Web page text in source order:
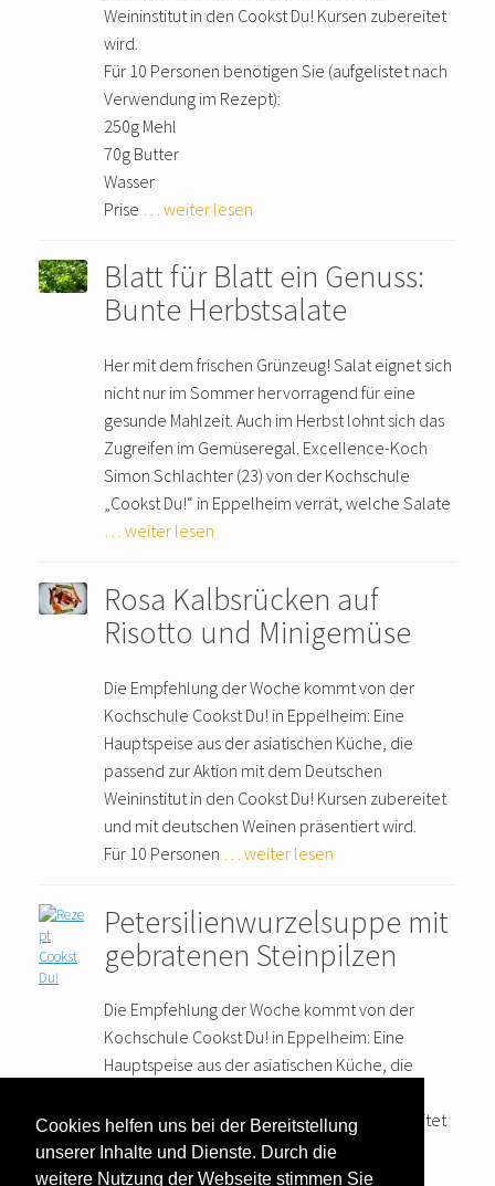
Cookies helfen uns bei der Bereitstellung
unserer Inhalte und Dienste. Durch die
weitere Nutzung der Webseite stimmen Sie
Weininstitut in den Cookst Du! Kursen zubereitet
wird.
Für 10 Personen benötigen Sie (aufgelistet nach
Verwendung im Rezept):
250g Mehl
70g Butter
Wasser
Prise
… weiter lesen
Blatt für Blatt ein Genuss:
Bunte Herbstsalate
Her mit dem frischen Grünzeug! Salat eignet sich
nicht nur im Sommer hervorragend für eine
gesunde Mahlzeit. Auch im Herbst lohnt sich das
Zugreifen im Gemüseregal. Excellence-Koch
Simon Schlachter (23) von der Kochschule
„Cookst Du!“ in Eppelheim verrät, welche Salate
… weiter lesen
Rosa Kalbsrücken auf
Risotto und Minigemüse
Die Empfehlung der Woche kommt von der
Kochschule Cookst Du! in Eppelheim: Eine
Hauptspeise aus der asiatischen Küche, die
passend zur Aktion mit dem Deutschen
Weininstitut in den Cookst Du! Kursen zubereitet
und mit deutschen Weinen präsentiert wird.
Für 10 Personen
… weiter lesen
Petersilienwurzelsuppe mit
gebratenen Steinpilzen
Die Empfehlung der Woche kommt von der
Kochschule Cookst Du! in Eppelheim: Eine
Hauptspeise aus der asiatischen Küche, die
Weininstitut in den Cookst Du! Kursen zubereitet
und mit deutschen Weinen präsentiert wird.
Für 10 Personen… weiter lesen